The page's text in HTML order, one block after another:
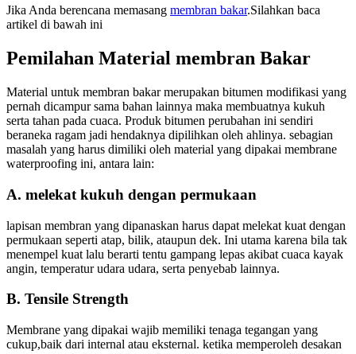
Jika Anda berencana memasang membran bakar.Silahkan baca
artikel di bawah ini
Pemilahan Material membran Bakar
Material untuk membran bakar merupakan bitumen modifikasi yang
pernah dicampur sama bahan lainnya maka membuatnya kukuh
serta tahan pada cuaca. Produk bitumen perubahan ini sendiri
beraneka ragam jadi hendaknya dipilihkan oleh ahlinya. sebagian
masalah yang harus dimiliki oleh material yang dipakai membrane
waterproofing ini, antara lain:
A. melekat kukuh dengan permukaan
lapisan membran yang dipanaskan harus dapat melekat kuat dengan
permukaan seperti atap, bilik, ataupun dek. Ini utama karena bila tak
menempel kuat lalu berarti tentu gampang lepas akibat cuaca kayak
angin, temperatur udara udara, serta penyebab lainnya.
B. Tensile Strength
Membrane yang dipakai wajib memiliki tenaga tegangan yang
cukup,baik dari internal atau eksternal. ketika memperoleh desakan